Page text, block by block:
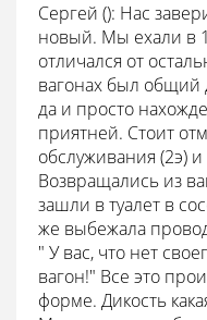
Сергей (): Нас
новый. Мы ехали в
отличался от
вагонах был общий
да и просто
приятней. Стоит
обслуживания (2э)
Возвращались из
зашли в туалет в
же выбежала
" У вас, что нет
вагон!" Все это
форме. Дикость